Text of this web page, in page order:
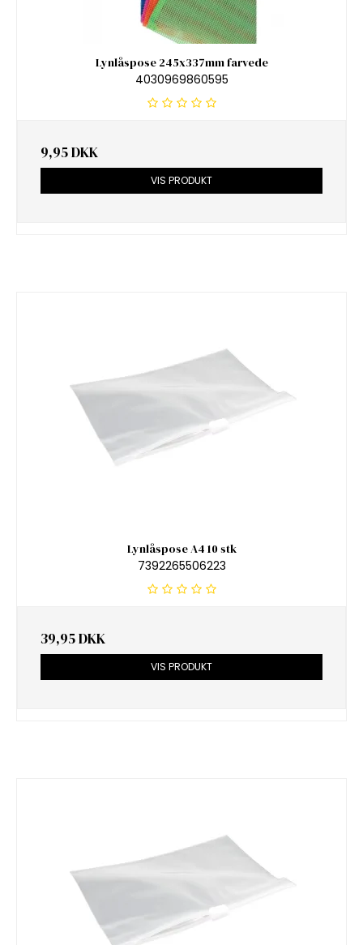
Lynlåspose 245x337mm farvede
4030969860595
9,95 DKK
VIS PRODUKT
Lynlåspose A4 10 stk
7392265506223
39,95 DKK
VIS PRODUKT